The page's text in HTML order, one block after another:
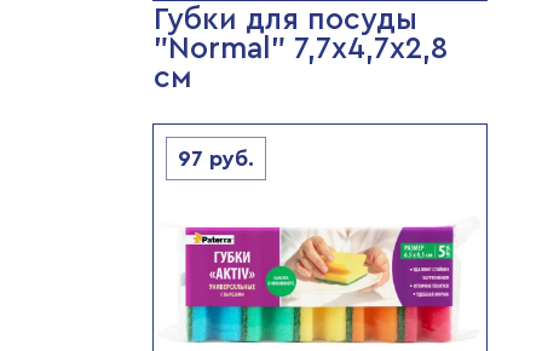
Губки для посуды
"Normal" 7,7х4,7х2,8
см
97 руб.